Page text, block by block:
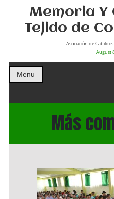
Memoria Y
Tejido de
Asociación de
August
Menu
Más